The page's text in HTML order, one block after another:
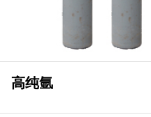
高纯氩